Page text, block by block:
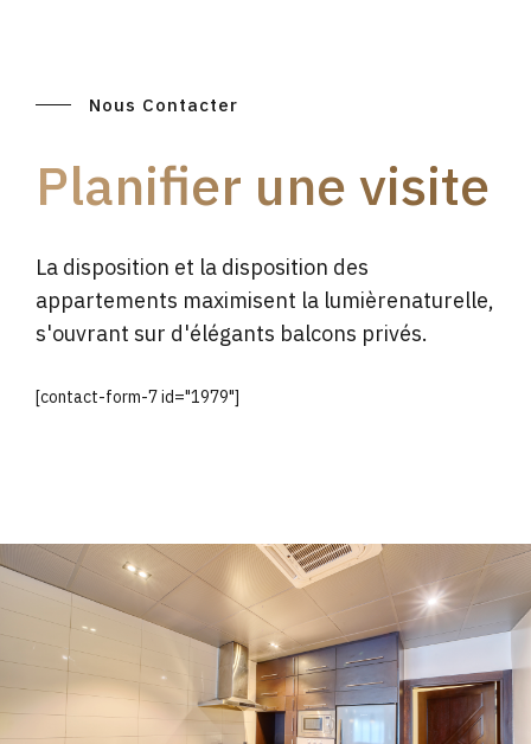
Nous Contacter
Planifier une visite
La disposition et la disposition des
appartements maximisent la lumièrenaturelle,
s'ouvrant sur d'élégants balcons privés.
[contact-form-7 id="1979"]